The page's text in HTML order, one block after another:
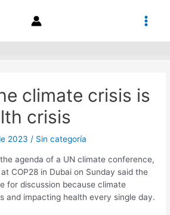
climate crisis is
crisis
2023 / Sin categoría
agenda of a UN climate conference,
COP28 in Dubai on Sunday said the
for discussion because climate
and impacting health every single day.